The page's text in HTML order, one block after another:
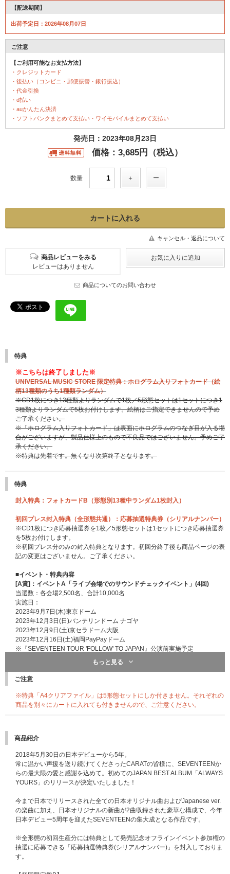
【配送期間】
出荷予定日：2026年08月07日
ご注意
【ご利用可能なお支払方法】
・クレジットカード
・後払い（コンビニ・郵便振替・銀行振込）
・代金引換
・d払い
・auかんたん決済
・ソフトバンクまとめて支払い・ワイモバイルまとめて支払い
発売日：2023年08月23日
価格：3,685円（税込）
数量
キャンセル・返品について
商品レビューをみる
レビューはありません
商品についてのお問い合わせ
特典
※こちらは終了しました※
UNIVERSAL MUSIC STORE 限定特典：ホログラム入りフォトカード（絵
柄13種類のうち1種類ランダム）
※CD1枚につき13種類よりランダムで1枚／5形態セットは1セットにつき1
3種類よりランダムで5枚お付けします。絵柄はご指定できませんので予め
ご了承ください。
※「ホログラム入りフォトカード」は表面にホログラムのつなぎ目が入る場
合がございますが、製品仕様上のもので不良品ではございません。予めご了
承ください。
※特典は先着です。無くなり次第終了となります。
特典
封入特典：フォトカードB（形態別13種中ランダム1枚封入）
初回プレス封入特典（全形態共通）：応募抽選特典券（シリアルナンバー）
※CD1枚につき応募抽選券を1枚／5形態セットは1セットにつき応募抽選券
を5枚お付けします。
※初回プレス分のみの封入特典となります。初回分終了後も商品ページの表
記の変更はございません。ご了承ください。
■イベント・特典内容
[A賞]：イベントA「ライブ会場でのサウンドチェックイベント」(4回)
当選数：各会場2,500名、合計10,000名
実施日：
2023年9月7日(木)東京ドーム
2023年12月3日(日)バンテリンドーム ナゴヤ
2023年12月9日(土)京セラドーム大阪
2023年12月16日(土)福岡PayPayドーム
※『SEVENTEEN TOUR 'FOLLOW' TO JAPAN』公演前実施予定
[B賞]：イベントB「ライブ会場でのメンバー全員ハイタッチ会」(4回)
当選数：各会場350名、合計1,400名
2023年9月7日(木)東京ドーム
2023年12月3日(日)バンテリンドーム ナゴヤ
[C賞]：イベントC「メンバー個別お見送り会」
当選数：7,800名(メンバー13名×600名)
実施日：2023年11月21日(火) 東京都内
※会場は当選者様のみにご案内いたします。
[D賞]：イベントD★CARAT盤対象(FC限定)「チーム別対面会」
※「SEVENTEEN Japan official fanclub "CARAT"」会員限定枠
当選数：1,200名(4チーム×300名)
実施日：2023年11月21日(火) 東京都内
※会場は当選者様のみにご案内いたします。
※イベントDのみ、CARAT盤対象(FC限定)で、CARAT盤初回生産分封入の
「応募抽選券B」記載シリアルナンバーでのご応募になります。
[E賞]：イベントE「メンバー全員トークステージ&メンバー全員お見送り
もっと見る
ご注意
※特典「A4クリアファイル」は5形態セットにしか付きません。それぞれの
商品を別々にカートに入れても付きませんので、ご注意ください。
商品紹介
2018年5月30日の日本デビューから5年。
常に温かい声援を送り続けてくださったCARATの皆様に、SEVENTEENか
らの最大限の愛と感謝を込めて。初めてのJAPAN BEST ALBUM「ALWAYS
YOURS」のリリースが決定いたしました！
今まで日本でリリースされた全ての日本オリジナル曲およびJapanese ver.
の楽曲に加え、日本オリジナルの新曲が2曲収録された豪華な構成で、今年
日本デビュー5周年を迎えたSEVENTEENの集大成となる作品です。
※全形態の初回生産分には特典として発売記念オフラインイベント参加権の
抽選に応募できる「応募抽選特典券(シリアルナンバー)」を封入しておりま
す。